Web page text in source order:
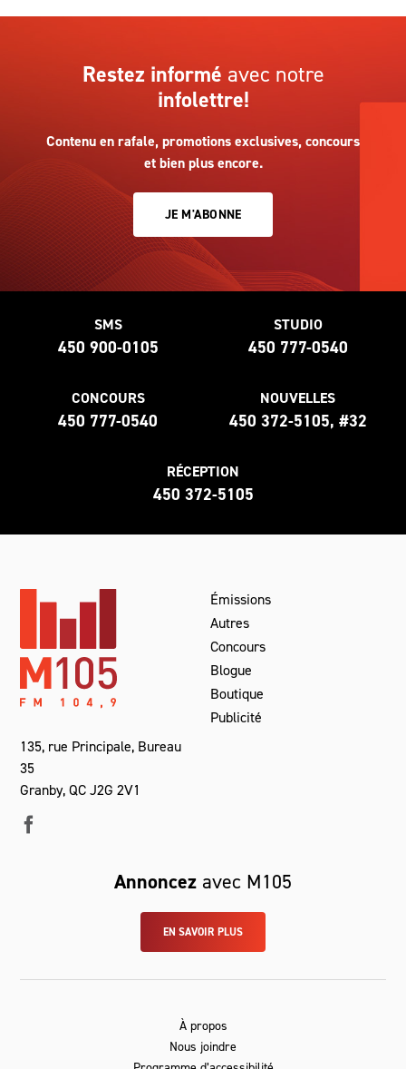
Restez informé avec notre
infolettre!
Contenu en rafale, promotions exclusives, concours
et bien plus encore.
JE M'ABONNE
SMS
450 900-0105
STUDIO
450 777-0540
CONCOURS
450 777-0540
NOUVELLES
450 372-5105, #32
RÉCEPTION
450 372-5105
135, rue Principale, Bureau
35
Granby, QC J2G 2V1
Émissions
Autres
Concours
Blogue
Boutique
Publicité
Annoncez avec M105
EN SAVOIR PLUS
À propos
Nous joindre